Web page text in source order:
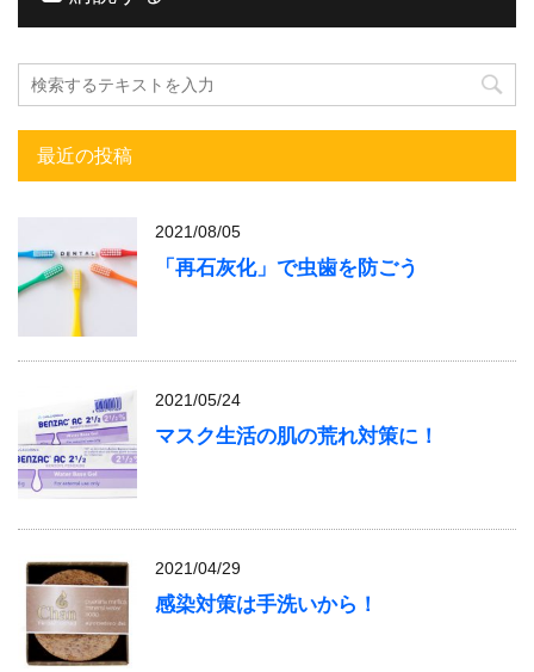
最近の投稿
2021/08/05
「再石灰化」で虫歯を防ごう
2021/05/24
マスク生活の肌の荒れ対策に！
2021/04/29
感染対策は手洗いから！